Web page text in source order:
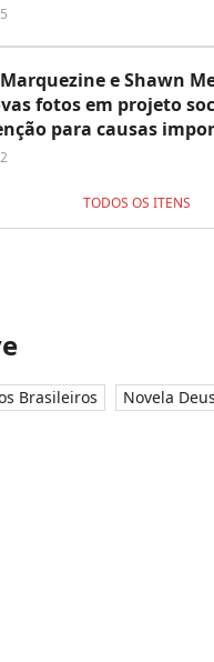
e Shawn
fotos em projeto
para causas
TODOS OS ITENS
Brasileiros Novela